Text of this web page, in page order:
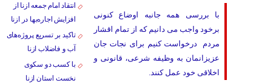
با بررسی همه جانبه اوضاع کنونی
برخود واجب می دانیم که از تمام اقشار
مردم درخواست کنیم برای نجات جان
عزیزانمان به وظیفه شرعی، قانونی و
اخلاقی خود عمل کنند.
انتقاد امام جمعه ازنا از
افزایش اجاره‌بها در ازنا
تاکید بر تسریع پروژه‌های
آب و فاضلاب ازنا
با کسب دو سکوی
نخست استان ازنا